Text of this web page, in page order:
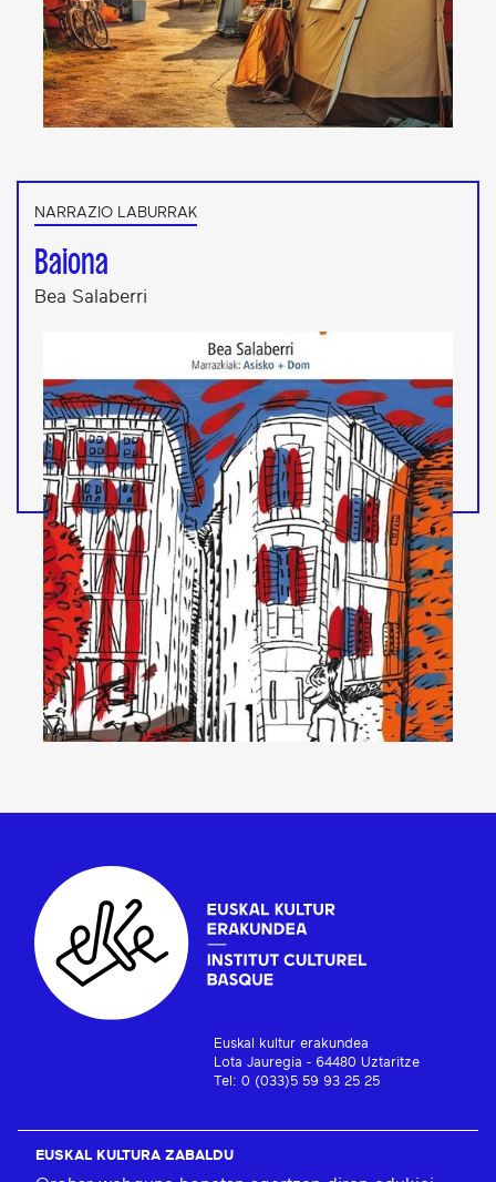
NARRAZIO LABURRAK
Baiona
Bea Salaberri
Euskal kultur erakundea
Lota Jauregia - 64480 Uztaritze
Tel: 0 (033)5 59 93 25 25
EUSKAL KULTURA ZABALDU